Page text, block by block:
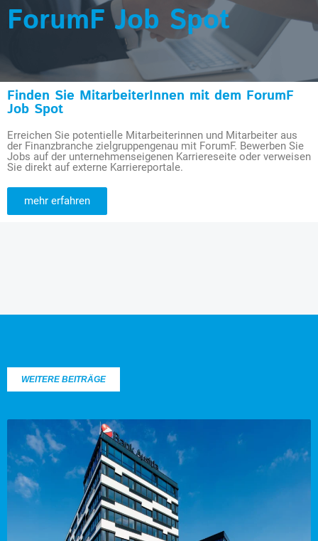
ForumF Job Spot
Finden Sie MitarbeiterInnen mit dem ForumF
Job Spot
Erreichen Sie potentielle Mitarbeiterinnen und Mitarbeiter aus
der Finanzbranche zielgruppengenau mit ForumF. Bewerben Sie
Jobs auf der unternehmenseigenen Karriereseite oder verweisen
Sie direkt auf externe Karriereportale.
mehr erfahren
WEITERE BEITRÄGE